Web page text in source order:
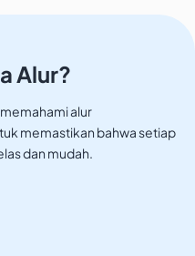
Alur?
alur
memastikan bahwa setiap
dan mudah.